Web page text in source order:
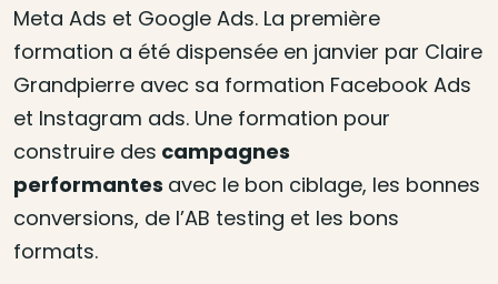
Meta Ads et Google Ads. La première
formation a été dispensée en janvier par Claire
Grandpierre avec sa formation Facebook Ads
et Instagram ads. Une formation pour
construire des campagnes
performantes avec le bon ciblage, les bonnes
conversions, de l’AB testing et les bons
formats.